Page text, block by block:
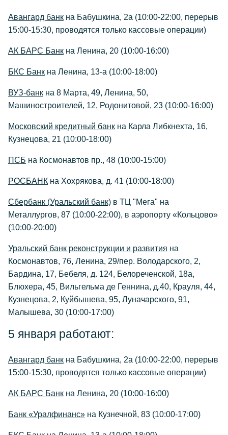
Авангард банк на Бабушкина, 2а (10:00-22:00, перерыв
15:00-15:30, проводятся только кассовые операции)
АК БАРС Банк на Ленина, 20 (10:00-16:00)
БКС Банк на Ленина, 13-а (10:00-18:00)
ВУЗ-банк на 8 Марта, 49, Ленина, 50,
Машиностроителей, 12, Родонитовой, 23 (10:00-16:00)
Московский кредитный банк на Карла Либкнехта, 16,
Кузнецова, 21 (10:00-18:00)
ПСБ на Космонавтов пр., 48 (10:00-15:00)
РОСБАНК на Хохрякова, д. 41 (10:00-18:00)
Сбербанк (Уральский банк) в ТЦ "Мега" на
Металлургов, 87 (10:00-22:00), в аэропорту «Кольцово»
(10:00-20:00)
Уральский банк реконструкции и развития на
Космонавтов, 76, Ленина, 29/пер. Володарского, 2,
Бардина, 17, Бебеля, д. 124, Белореченской, 18а,
Блюхера, 45, Вильгельма де Геннина, д.40, Крауля, 44,
Кузнецова, 2, Куйбышева, 95, Луначарского, 91,
Малышева, 30 (10:00-17:00)
5 января работают:
Авангард банк на Бабушкина, 2а (10:00-22:00, перерыв
15:00-15:30, проводятся только кассовые операции)
АК БАРС Банк на Ленина, 20 (10:00-16:00)
Банк «Уралфинанс» на Кузнечной, 83 (10:00-17:00)